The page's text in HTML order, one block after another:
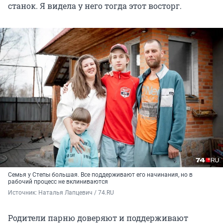
станок. Я видела у него тогда этот восторг.
Семья у Степы большая. Все поддерживают его начинания, но в
рабочий процесс не вклиниваются
Источник: Наталья Лапцевич / 74.RU
Родители парню доверяют и поддерживают